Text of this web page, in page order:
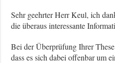
Sehr geehrter Herr Keul, ich
die überaus interessante
Bei der Überprüfung Ihrer
dass es sich dabei offenbar um